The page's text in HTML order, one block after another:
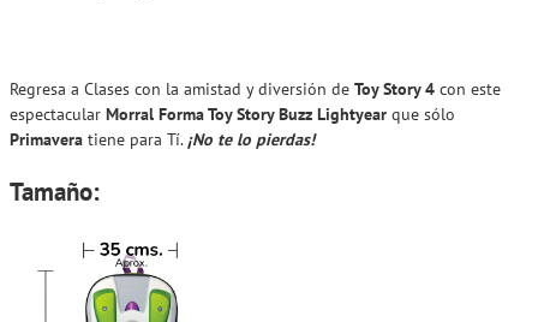
Regresa a Clases con la amistad y diversión de Toy Story 4 con este
espectacular Morral Forma Toy Story Buzz Lightyear que sólo
Primavera tiene para Tí. ¡No te lo pierdas!
Tamaño: